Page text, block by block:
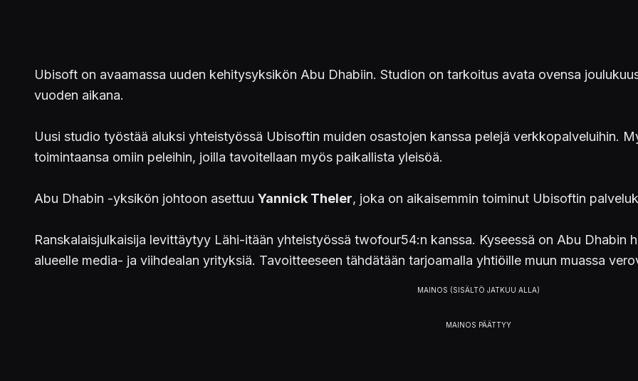
Ubisoft on avaamassa uuden kehitysyksikön Abu Dhabiin. Studion on tarkoitus avata ovensa
vuoden aikana.
Uusi studio työstää aluksi yhteistyössä Ubisoftin muiden osastojen kanssa pelejä verkkopalveluihin.
toimintaansa omiin peleihin, joilla tavoitellaan myös paikallista yleisöä.
Abu Dhabin -yksikön johtoon asettuu Yannick Theler, joka on aikaisemmin toiminut Ubisoftin
Ranskalaisjulkaisija levittäytyy Lähi-itään yhteistyössä twofour54:n kanssa. Kyseessä on Abu Dhabin
alueelle media- ja viihdealan yrityksiä. Tavoitteeseen tähdätään tarjoamalla yhtiöille muun muassa